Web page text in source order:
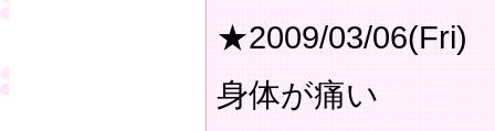
★2009/03/06(Fri)
身体が痛い